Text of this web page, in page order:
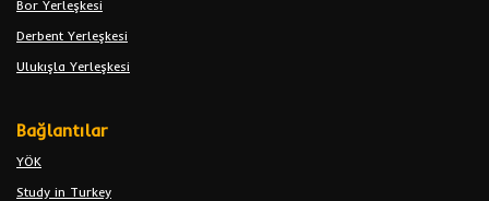
Bor Yerleşkesi
Derbent Yerleşkesi
Ulukışla Yerleşkesi
Bağlantılar
YÖK
Study in Turkey